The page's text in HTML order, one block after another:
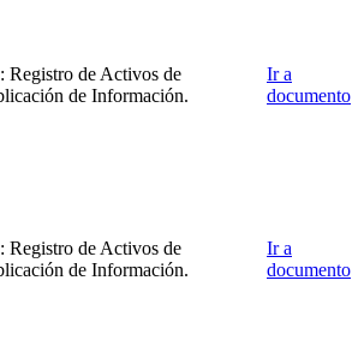
Registro de Activos de
de Información.
Ir a
documento
Registro de Activos de
de Información.
Ir a
documento